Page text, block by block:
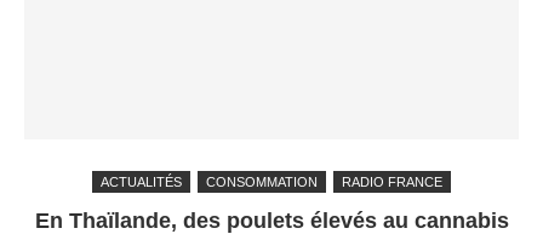
ACTUALITÉS CONSOMMATION RADIO FRANCE
En Thaïlande, des poulets élevés au cannabis